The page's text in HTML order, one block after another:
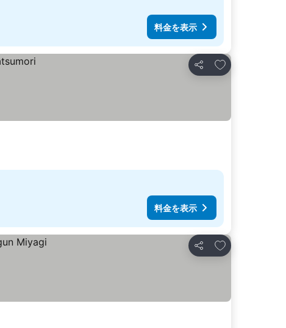
料金を表示
シェア
お気に入りに追加
料金を表示
シェア
お気に入りに追加